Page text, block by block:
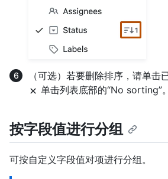
（可选）若要删除排序，请单击
单击列表底部的“No sorting”
按字段值进行分组
可按自定义字段值对项进行分组。